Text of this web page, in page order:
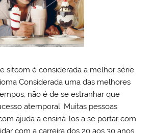
sitcom é considerada a melhor série
Considerada uma das melhores
não é de se estranhar que
atemporal. Muitas pessoas
ajuda a ensiná-los a se portar com
com a carreira dos 20 aos 30 anos.